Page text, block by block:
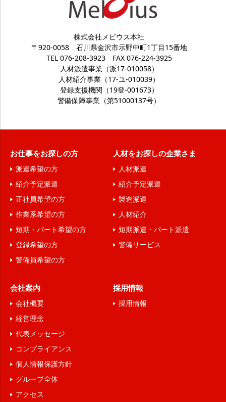
個人情報をより厳正に取り扱うため、JISQ15001
に準拠した個人情報保護方針に基づき、個人情報保護
規程等を策定し、外的環境を把握した上で個人情報保
護マネジメントシステムを運用しております。また、
実際に個人情報を取り扱うにあたり、組織的、人的、
物理的、技術的な安全管理措置を講じております。
１０．本人が容易に知覚できない場合の取得
ために、クッキー（Cookie）という技術を使用して
お客様を特定することなく、アクセスの状況と傾向の
情報を収集することがあります。ただし、利用者自ら
が詳細な個人情報を入力・提供しない限り、利用者個
人を特定・識別することはできません。
１１．個人情報の取扱いに関する方針、開示等、苦
情・相談の問合せ先
個人情報保護管理者 (TEL：076-208-3923 FAX：
株式会社メビウス本社
〒920-0058 石川県金沢市示野中町1丁目15番地
TEL 076-208-3923FAX 076-224-3925
人材派遣事業（派17-010058）
人材紹介事業（17-ユ-010039）
登録支援機関（19登-001673）
警備保障事業（第51000137号）
お仕事をお探しの方
派遣希望の方
紹介予定派遣
正社員希望の方
作業系希望の方
短期・パート希望の方
登録希望の方
警備員希望の方
人材をお探しの企業さま
人材派遣
紹介予定派遣
製造派遣
人材紹介
短期派遣・パート派遣
警備サービス
会社案内
会社概要
経営理念
代表メッセージ
コンプライアンス
個人情報保護方針
グループ全体
アクセス
採用情報
採用情報